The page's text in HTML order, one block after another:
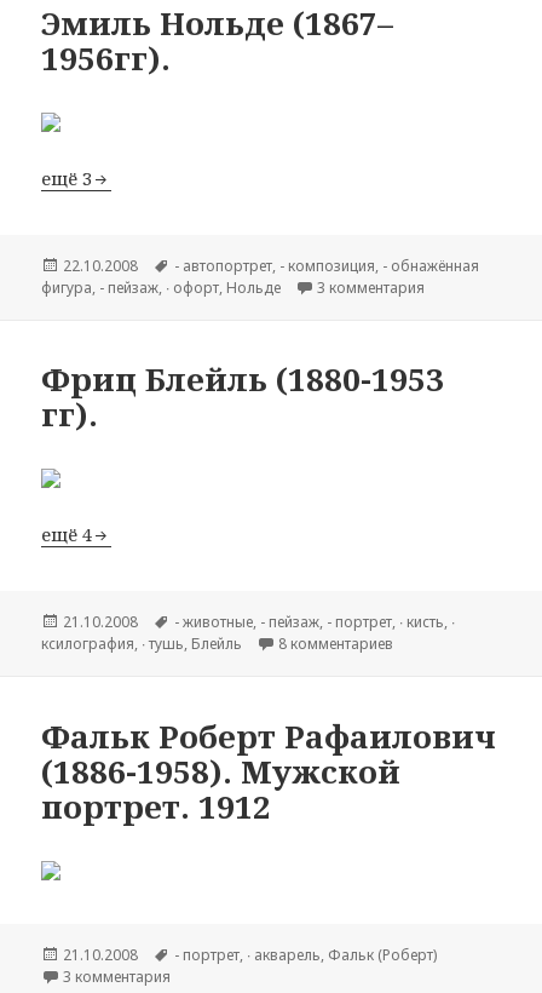
Эмиль Нольде (1867–
1956гг).
ещё 3
Опубликовано
22.10.2008 Метки
- автопортрет, - композиция, - обнажённая
фигура, - пейзаж, ∙ офорт, Нольде 3 комментария
Фриц Блейль (1880-1953
гг).
ещё 4
Опубликовано
21.10.2008 Метки
- животные, - пейзаж, - портрет, ∙ кисть, ∙
ксилография, ∙ тушь, Блейль 8 комментариев
Фальк Роберт Рафаилович
(1886-1958). Мужской
портрет. 1912
Опубликовано
21.10.2008 Метки
- портрет, ∙ акварель, Фальк (Роберт)
3 комментария